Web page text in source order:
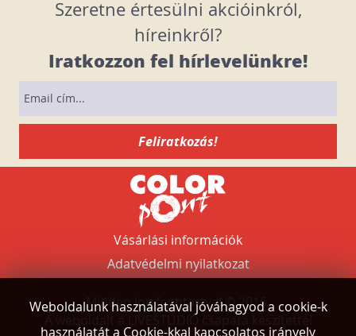
Weboldalunk használatával jóváhagyod a cookie-k
használatát a Cookie-kkal kapcsolatos irányelv
Szeretne értesülni akcióinkról,
híreinkről?
Iratkozzon fel hírlevelünkre!
Vásárlási információk
Adatvédelmi nyilatkozat
Minden jog fenntartva! © 2016.
LIVESTUDIO csapata készítette!